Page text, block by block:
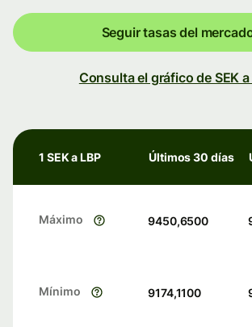
Seguir tasas del
Consulta el gráfico de SEK a
1 SEK a LBP Últimos 30 días
Máximo 9450,6500
Mínimo 9174,1100